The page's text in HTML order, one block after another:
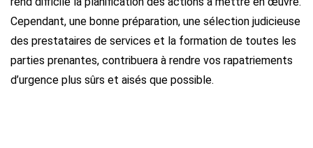
Cependant, une bonne préparation, une sélection judicieuse
des prestataires de services et la formation de toutes les
parties prenantes, contribuera à rendre vos rapatriements
d’urgence plus sûrs et aisés que possible.